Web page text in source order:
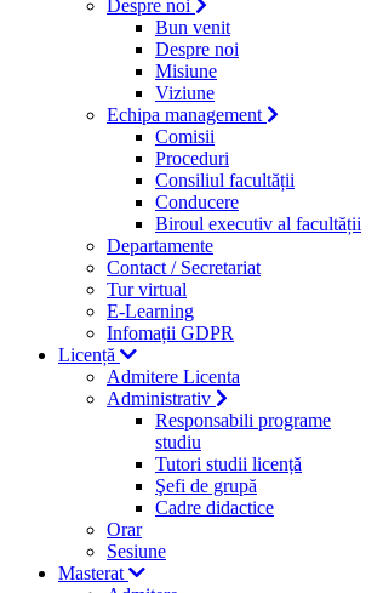
Despre noi
Bun venit
Despre noi
Misiune
Viziune
Echipa management
Comisii
Proceduri
Consiliul facultății
Conducere
Biroul executiv al facultății
Departamente
Contact / Secretariat
Tur virtual
E-Learning
Infomații GDPR
Licență
Admitere Licenta
Administrativ
Responsabili programe
studiu
Tutori studii licență
Şefi de grupă
Cadre didactice
Orar
Sesiune
Masterat